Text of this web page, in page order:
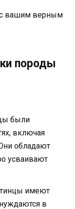
вашим верным
породы
были
включая
обладают
усваивают
имеют
в